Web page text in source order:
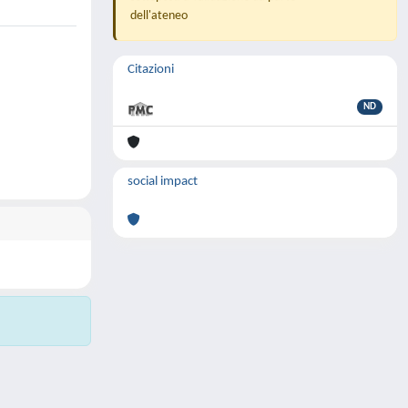
dell'ateneo
Citazioni
ND
social impact